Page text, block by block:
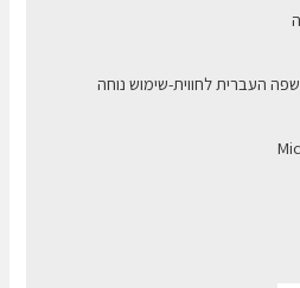
העברית לחווית-שימוש נוחה